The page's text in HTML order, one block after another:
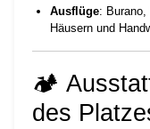
Ausflüge:
Häusern und
🏕️
des